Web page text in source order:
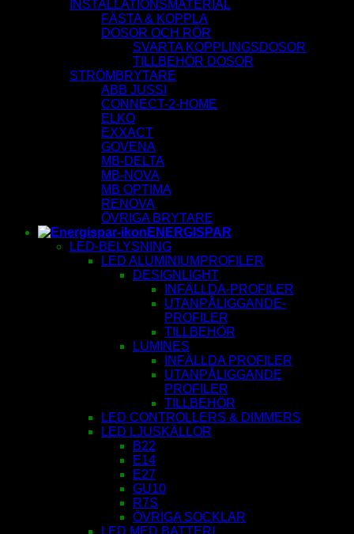
INSTALLATIONSMATERIAL
FÄSTA & KOPPLA
DOSOR OCH RÖR
SVARTA KOPPLINGSDOSOR
TILLBEHÖR DOSOR
STRÖMBRYTARE
ABB JUSSI
CONNECT-2-HOME
ELKO
EXXACT
GOVENA
MB-DELTA
MB-NOVA
MB OPTIMA
RENOVA
ÖVRIGA BRYTARE
ENERGISPAR
LED-BELYSNING
LED ALUMINIUMPROFILER
DESIGNLIGHT
INFÄLLDA-PROFILER
UTANPÅLIGGANDE-
PROFILER
TILLBEHÖR
LUMINES
INFÄLLDA PROFILER
UTANPÅLIGGANDE
PROFILER
TILLBEHÖR
LED CONTROLLERS & DIMMERS
LED LJUSKÄLLOR
B22
E14
E27
GU10
R7S
ÖVRIGA SOCKLAR